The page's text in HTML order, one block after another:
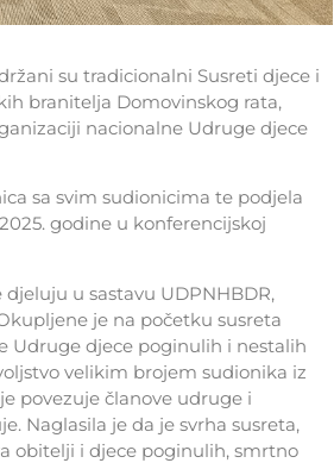
su tradicionalni Susreti djece i
branitelja Domovinskog rata,
nacionalne Udruge djece
sa svim sudionicima te podjela
godine u konferencijskoj
u sastavu UDPNHBDR,
je na početku susreta
Udruge djece poginulih i nestalih
velikim brojem sudionika iz
povezuje članove udruge i
Naglasila je da je svrha susreta,
obitelji i djece poginulih, smrtno